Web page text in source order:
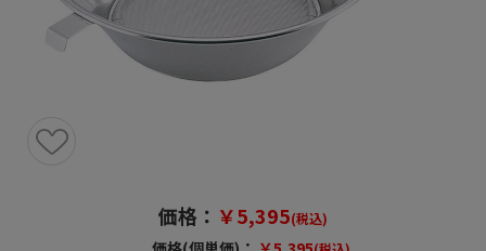
価格： ￥5,395(税込)